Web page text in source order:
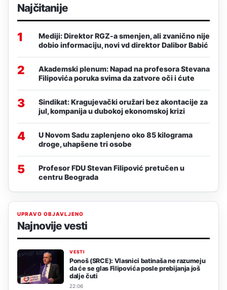
Najčitanije
1
Mediji: Direktor RGZ-a smenjen, ali zvanično nije
dobio informaciju, novi vd direktor Dalibor Babić
2
Akademski plenum: Napad na profesora Stevana
Filipovića poruka svima da zatvore oči i ćute
3
Sindikat: Kragujevački oružari bez akontacije za
jul, kompanija u dubokoj ekonomskoj krizi
4
U Novom Sadu zaplenjeno oko 85 kilograma
droge, uhapšene tri osobe
5
Profesor FDU Stevan Filipović pretučen u
centru Beograda
UPRAVO OBJAVLJENO
Najnovije vesti
VESTI
Ponoš (SRCE): Vlasnici batinaša ne razumeju
da će se glas Filipovića posle prebijanja još
dalje čuti
22:06